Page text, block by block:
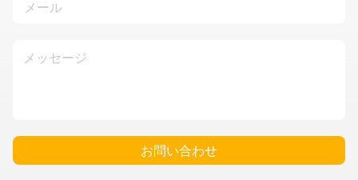
お問い合わせ